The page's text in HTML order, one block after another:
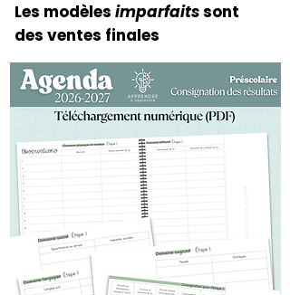
Les modèles imparfaitssont
des ventes finales